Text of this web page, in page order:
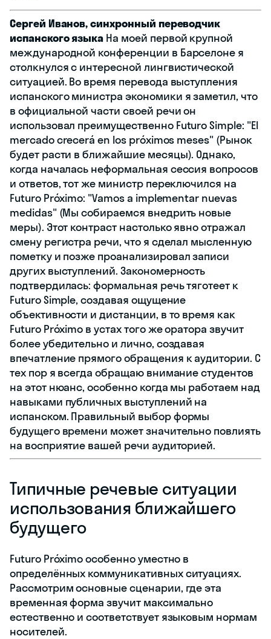
Сергей Иванов, синхронный переводчик
испанского языка На моей первой крупной
международной конференции в Барселоне я
столкнулся с интересной лингвистической
ситуацией. Во время перевода выступления
испанского министра экономики я заметил, что
в официальной части своей речи он
использовал преимущественно Futuro Simple: "El
mercado crecerá en los próximos meses" (Рынок
будет расти в ближайшие месяцы). Однако,
когда началась неформальная сессия вопросов
и ответов, тот же министр переключился на
Futuro Próximo: "Vamos a implementar nuevas
medidas" (Мы собираемся внедрить новые
меры). Этот контраст настолько явно отражал
смену регистра речи, что я сделал мысленную
пометку и позже проанализировал записи
других выступлений. Закономерность
подтвердилась: формальная речь тяготеет к
Futuro Simple, создавая ощущение
объективности и дистанции, в то время как
Futuro Próximo в устах того же оратора звучит
более убедительно и лично, создавая
впечатление прямого обращения к аудитории. С
тех пор я всегда обращаю внимание студентов
на этот нюанс, особенно когда мы работаем над
навыками публичных выступлений на
испанском. Правильный выбор формы
будущего времени может значительно повлиять
на восприятие вашей речи аудиторией.
Типичные речевые ситуации
использования ближайшего
будущего
Futuro Próximo особенно уместно в
определённых коммуникативных ситуациях.
Рассмотрим основные сценарии, где эта
временная форма звучит максимально
естественно и соответствует языковым нормам
носителей.